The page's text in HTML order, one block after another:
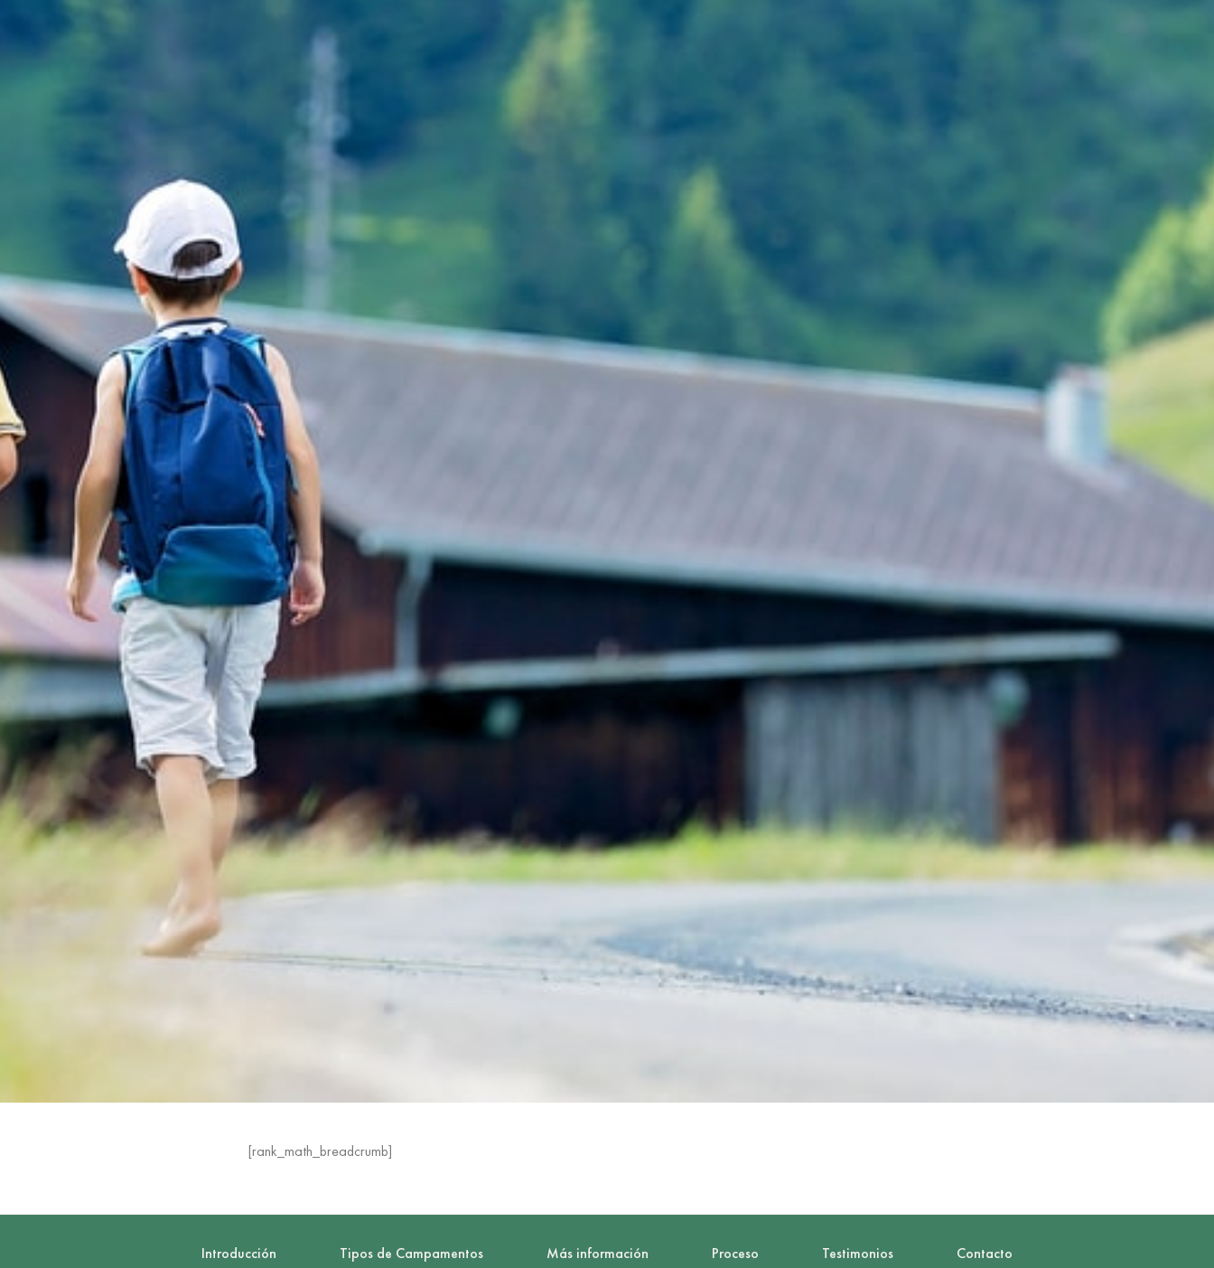
[rank_math_breadcrumb]
Introducción Tipos de Campamentos Más información Proceso Testimonios Contacto